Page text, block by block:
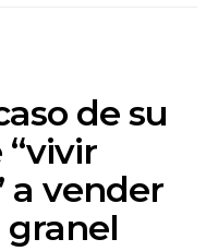
de su
a vender